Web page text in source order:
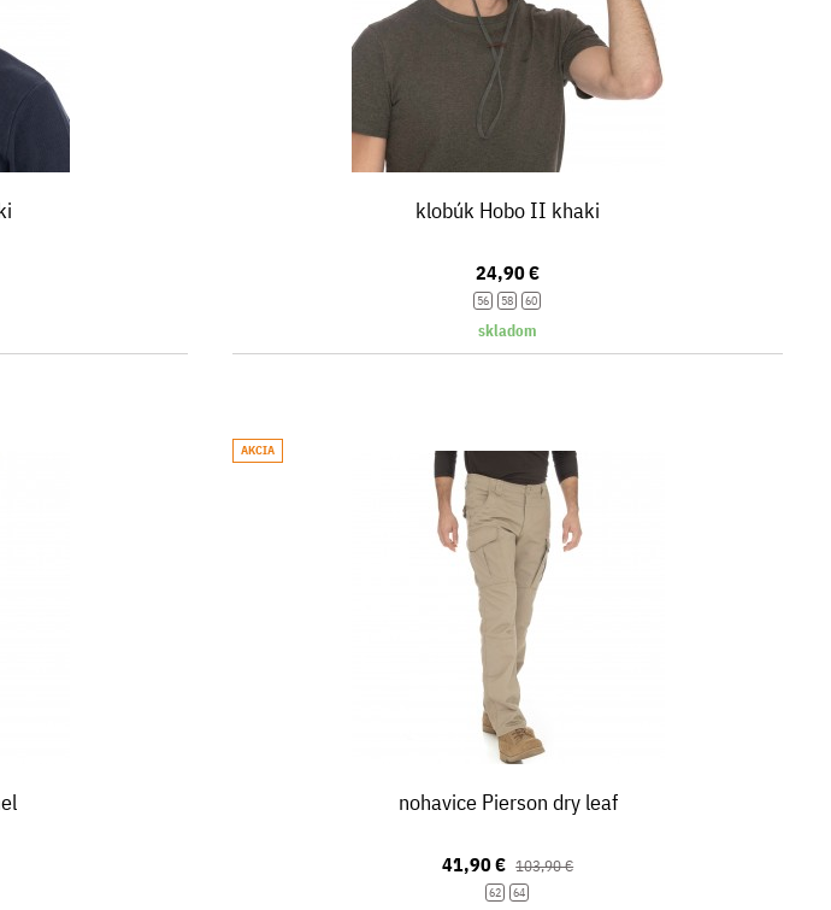
klobúk Hobo II khaki
24,90 €
56 58 60
skladom
AKCIA
nohavice Pierson dry leaf
41,90 € 103,90 €
62 64